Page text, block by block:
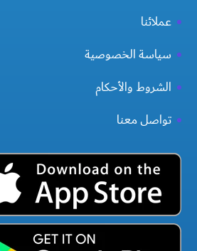
عملائنا
سياسة الخصوصية
الشروط والأحكام
تواصل معنا